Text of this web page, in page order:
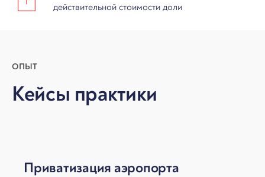
действительной стоимости доли
ОПЫТ
Кейсы практики
Приватизация аэропорта